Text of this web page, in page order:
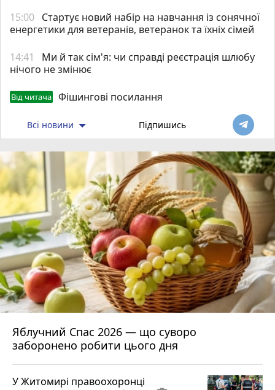
15:00 Стартує новий набір на навчання із сонячної
енергетики для ветеранів, ветеранок та їхніх сімей
14:41
Ми й так сім'я: чи справді реєстрація шлюбу
нічого не змінює
Від читача Фішингові посилання
Всі новини Підпишись
Яблучний Спас 2026 — що суворо
заборонено робити цього дня
У Житомирі правоохоронці